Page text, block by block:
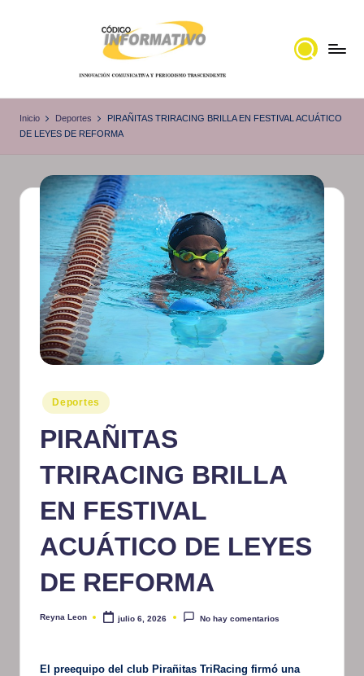
ó
i
g
o
I
n
f
o
r
m
at
iv
o
noticias
Inicio Deportes
PIRAÑITAS TRIRACING BRILLA EN FESTIVAL ACUÁTICO
DE LEYES DE REFORMA
Publicado
en
Deportes
PIRAÑITAS
TRIRACING BRILLA
EN FESTIVAL
ACUÁTICO DE LEYES
DE REFORMA
Publicado
Reyna Leon julio 6, 2026 No hay comentarios
El preequipo del club Pirañitas TriRacing firmó una